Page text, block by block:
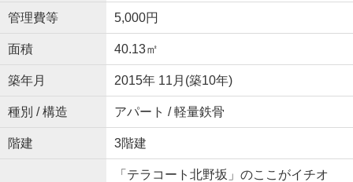
管理費等 5,000円
面積 40.13㎡
築年月 2015年 11月(築10年)
種別 / 構造 アパート / 軽量鉄骨
階建 3階建
「テラコート北野坂」のここがイチオ